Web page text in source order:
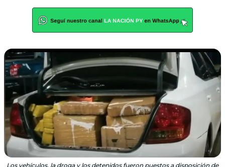
Los vehículos, la droga y los detenidos fueron puestos a disposición de